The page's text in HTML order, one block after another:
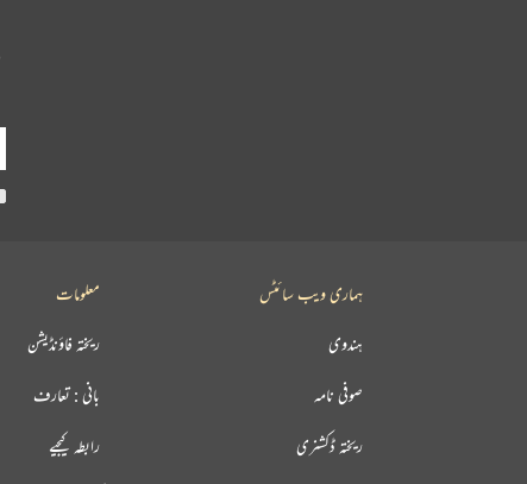
معلومات
ریختہ فاؤنڈیشن
بانی : تعارف
رابطہ کیجیے
ہماری ویب سائٹس
ہندوی
صوفی نامہ
ریختہ ڈکشنری